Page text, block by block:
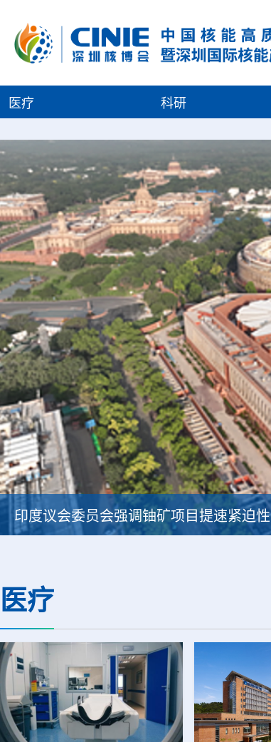
医疗 科研
印度议会委员会强调铀矿项目提速紧迫性
医疗